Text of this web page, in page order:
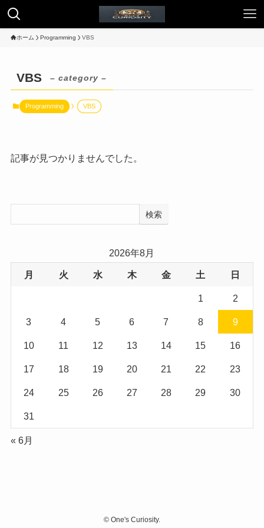
ホーム Programming VBS
VBS – category –
Programming VBS
記事が見つかりませんでした。
検索
2026年8月
月 火 水 木 金 土 日
1 2
3 4 5 6 7 8 9
10 11 12 13 14 15 16
17 18 19 20 21 22 23
24 25 26 27 28 29 30
31
« 6月
© One's Curiosity.